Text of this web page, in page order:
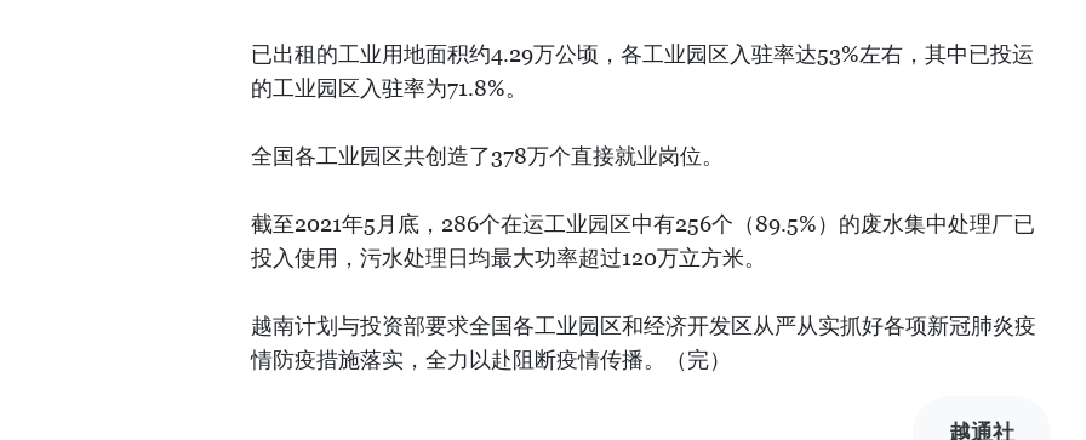
已出租的工业用地面积约4.29万公顷，各工业园区入驻率达53%左右，其中已投运
的工业园区入驻率为71.8%。
全国各工业园区共创造了378万个直接就业岗位。
截至2021年5月底，286个在运工业园区中有256个（89.5%）的废水集中处理厂已
投入使用，污水处理日均最大功率超过120万立方米。
越南计划与投资部要求全国各工业园区和经济开发区从严从实抓好各项新冠肺炎疫
情防疫措施落实，全力以赴阻断疫情传播。（完）
越通社